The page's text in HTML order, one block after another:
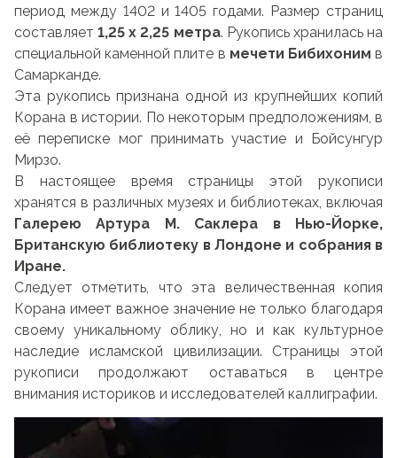
период между 1402 и 1405 годами. Размер страниц
составляет1,25 х 2,25 метра. Рукопись хранилась на
специальной каменной плите в мечети Бибихоним в
Самарканде.
Эта рукопись признана одной из крупнейших копий
Корана в истории. По некоторым предположениям, в
её переписке мог принимать участие и Бойсунгур
Мирзо.
В настоящее время страницы этой рукописи
хранятся в различных музеях и библиотеках, включая
Галерею Артура М. Саклера в Нью-Йорке,
Британскую библиотеку в Лондоне и собрания в
Иране.
Следует отметить, что эта величественная копия
Корана имеет важное значение не только благодаря
своему уникальному облику, но и как культурное
наследие исламской цивилизации. Страницы этой
рукописи продолжают оставаться в центре
внимания историков и исследователей каллиграфии.